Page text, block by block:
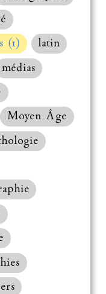
(1)
latin
médias
Moyen Âge